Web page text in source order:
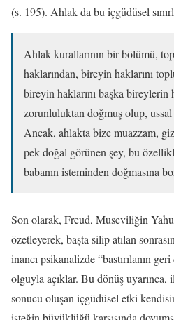
(s. 195). Ahlak da bu içgüdüsel
Ahlak kurallarının bir bölümü,
haklarından, bireyin haklarını
bireyin haklarını başka bireylerin
zorunluluktan doğmuş olup, ussal
Ancak, ahlakta bize muazzam,
pek doğal görünen şey, bu
babanın isteminden doğmasına
Son olarak, Freud, Museviliğin
özetleyerek, başta silip atılan
inancı psikanalizde “bastırılanın
olguyla açıklar. Bu dönüş uyarınca,
sonucu oluşan içgüdüsel etki